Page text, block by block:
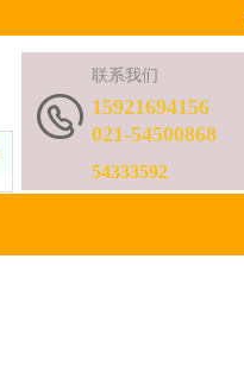
联系我们
54333592
15921694156
021-54500868